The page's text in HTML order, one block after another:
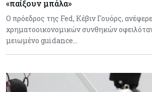
«παίξουν μπάλα»
Ο πρόεδρος της Fed, Κέβιν Γουόρς,
χρηματοοικονομικών συνθηκών
μειωμένο guidance…